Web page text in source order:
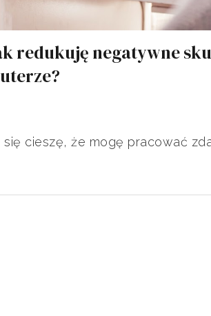
redukuję negatywne
cieszę, że mogę pracować